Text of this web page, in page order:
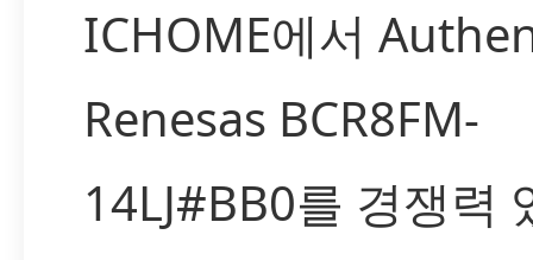
ICHOME에서
Renesas BCR8FM-
14LJ#BB0를 경쟁력